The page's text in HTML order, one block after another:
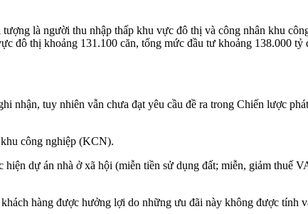
là người thu nhập thấp khu vực đô thị và công nhân khu
đô thị khoảng 131.100 căn, tổng mức đầu tư khoảng 138.000
nhận, tuy nhiên vẫn chưa đạt yêu cầu đề ra trong Chiến lược
công nghiệp (KCN).
dự án nhà ở xã hội (miễn tiền sử dụng đất; miễn, giảm thuế
hàng được hưởng lợi do những ưu đãi này không được tính